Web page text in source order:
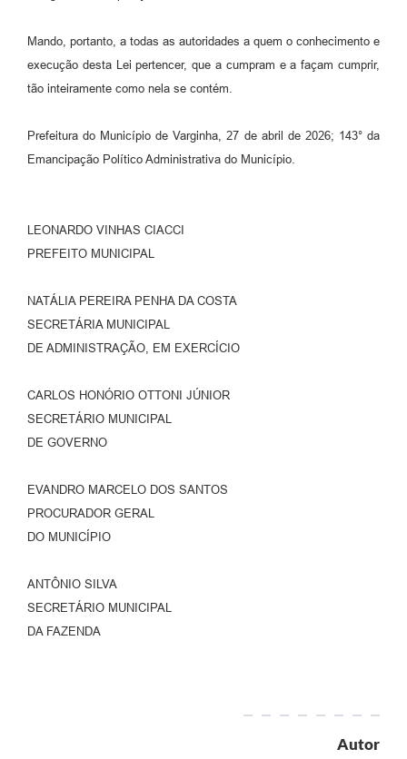
Mando, portanto, a todas as autoridades a quem o conhecimento e
execução desta Lei pertencer, que a cumpram e a façam cumprir,
tão inteiramente como nela se contém.
Prefeitura do Município de Varginha, 27 de abril de 2026; 143° da
Emancipação Político Administrativa do Município.
LEONARDO VINHAS CIACCI
PREFEITO MUNICIPAL
NATÁLIA PEREIRA PENHA DA COSTA
SECRETÁRIA MUNICIPAL
DE ADMINISTRAÇÃO, EM EXERCÍCIO
CARLOS HONÓRIO OTTONI JÚNIOR
SECRETÁRIO MUNICIPAL
DE GOVERNO
EVANDRO MARCELO DOS SANTOS
PROCURADOR GERAL
DO MUNICÍPIO
ANTÔNIO SILVA
SECRETÁRIO MUNICIPAL
DA FAZENDA
Autor